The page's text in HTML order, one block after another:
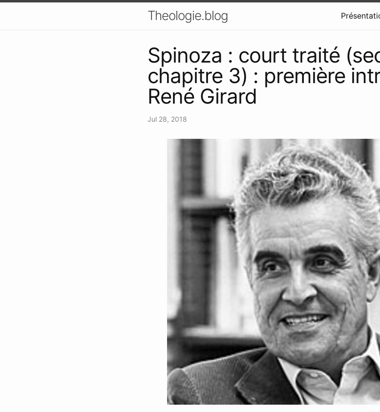
Theologie.blog
Spinoza : court traité
chapitre 3) : première
René Girard
Jul 28, 2018